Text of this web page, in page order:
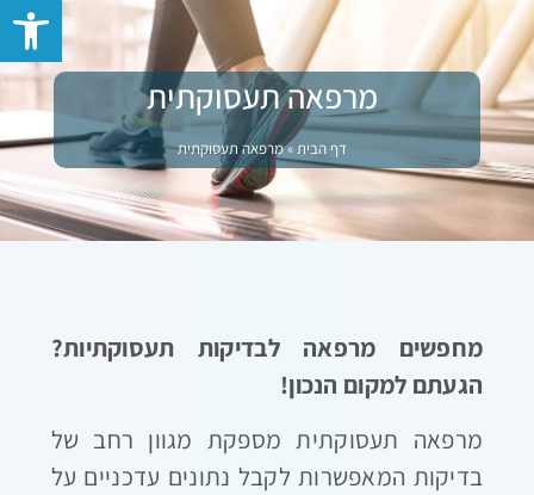
פתח
מרפאה תעסוקתית
דף הבית»מרפאה תעסוקתית
מחפשים מרפאה לבדיקות תעסוקתיות?
הגעתם למקום הנכון!
מרפאה תעסוקתית מספקת מגוון רחב של
בדיקות המאפשרות לקבל נתונים עדכניים על